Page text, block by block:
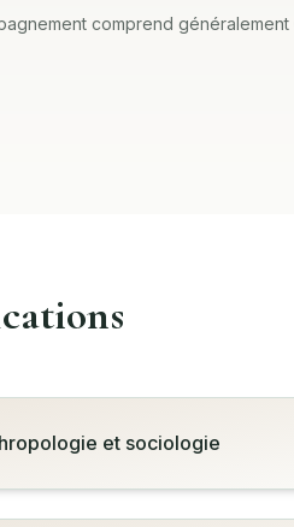
comprend
et sociologie